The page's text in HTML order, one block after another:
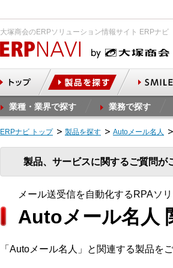
大塚商会のERPソリューション情報サイト ERPナビ
業種・業界で探す 業務で探す
ERPナビ トップ 製品を探す Autoメール名人
製品、サービスに関するご質問が
メール送受信を自動化するRPAソ
Autoメール名人
「Autoメール名人」と関連する製品を